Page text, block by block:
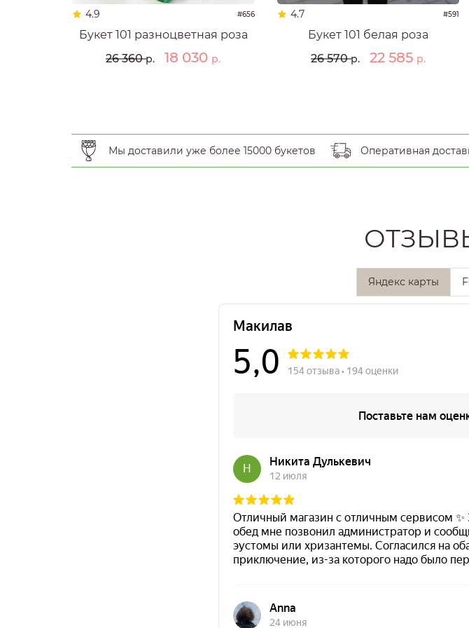
4.9 #656
Букет 101 разноцветная роза
26 360р. 18 030 р.
4.7 #591
Букет 101 белая роза
26 570р. 22 585 р.
Мы доставили уже более 15000 букетов Оперативная
Яндекс карты